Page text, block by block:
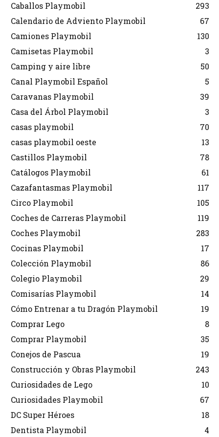
Caballos Playmobil
293
Calendario de Adviento Playmobil
67
Camiones Playmobil
130
Camisetas Playmobil
3
Camping y aire libre
50
Canal Playmobil Español
5
Caravanas Playmobil
39
Casa del Árbol Playmobil
3
casas playmobil
70
casas playmobil oeste
13
Castillos Playmobil
78
Catálogos Playmobil
61
Cazafantasmas Playmobil
117
Circo Playmobil
105
Coches de Carreras Playmobil
119
Coches Playmobil
283
Cocinas Playmobil
17
Colección Playmobil
86
Colegio Playmobil
29
Comisarías Playmobil
14
Cómo Entrenar a tu Dragón Playmobil
19
Comprar Lego
8
Comprar Playmobil
35
Conejos de Pascua
19
Construcción y Obras Playmobil
243
Curiosidades de Lego
10
Curiosidades Playmobil
67
DC Super Héroes
18
Dentista Playmobil
4